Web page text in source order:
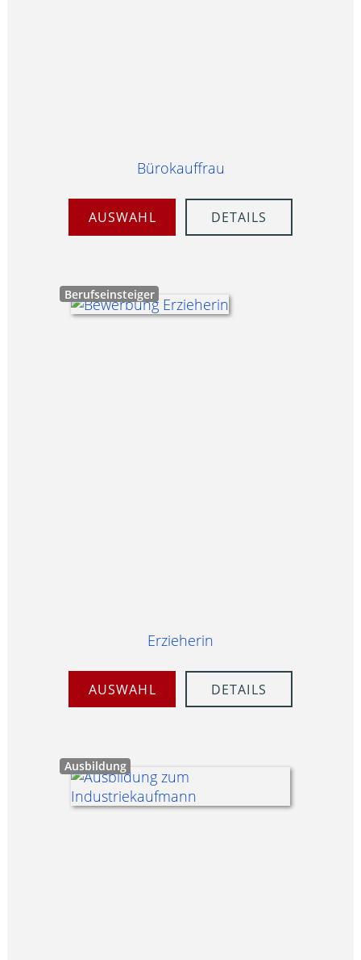
Bürokauffrau
AUSWAHL DETAILS
Berufseinsteiger
Erzieherin
AUSWAHL DETAILS
Ausbildung